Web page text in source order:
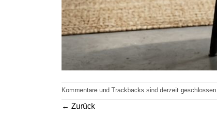
Kommentare und Trackbacks sind derzeit
← Zurück